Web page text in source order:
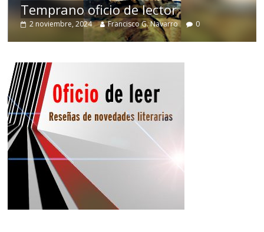
Temprano oficio de lector
2 noviembre, 2024 Francisco G. Navarro 0